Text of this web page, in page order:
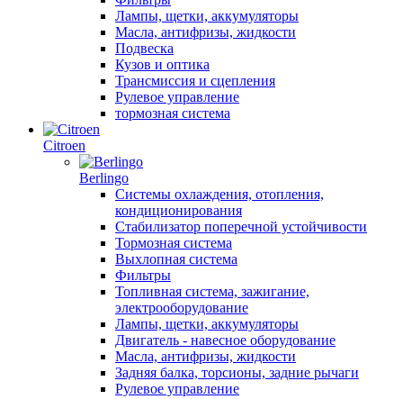
Лампы, щетки, аккумуляторы
Масла, антифризы, жидкости
Подвеска
Кузов и оптика
Трансмиссия и сцепления
Рулевое управление
тормозная система
Citroen
Berlingo
Системы охлаждения, отопления,
кондиционирования
Стабилизатор поперечной устойчивости
Тормозная система
Выхлопная система
Фильтры
Топливная система, зажигание,
электрооборудование
Лампы, щетки, аккумуляторы
Двигатель - навесное оборудование
Масла, антифризы, жидкости
Задняя балка, торсионы, задние рычаги
Рулевое управление